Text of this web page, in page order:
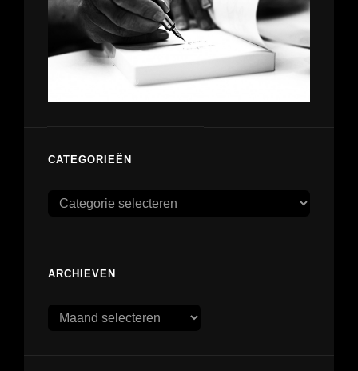
CATEGORIEËN
Categorieën
ARCHIEVEN
Archieven